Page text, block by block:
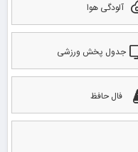
آلودگی هوا
جدول پخش ورزشی
فال حافظ